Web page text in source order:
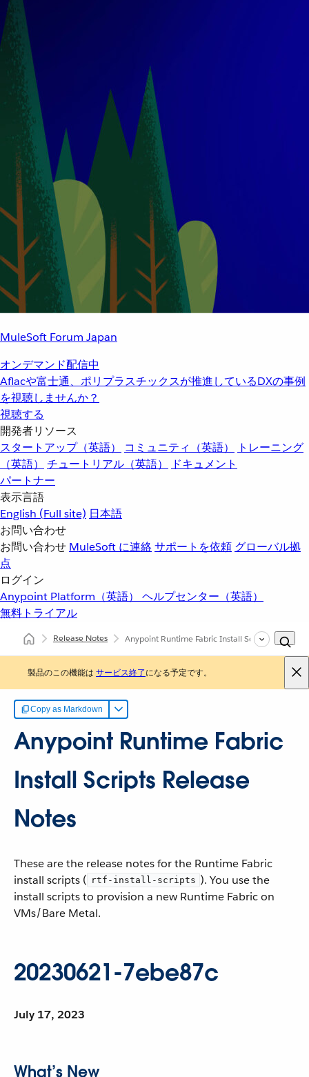
MuleSoft Forum Japan
オンデマンド配信中
Aflacや富士通、ポリプラスチックスが推進しているDXの事例
を視聴しませんか？
視聴する
開発者リソース
スタートアップ（英語）
コミュニティ（英語）
トレーニング
（英語）
チュートリアル（英語）
ドキュメント
パートナー
表示言語
English (Full site) 日本語
お問い合わせ
お問い合わせ MuleSoft に連絡サポートを依頼 グローバル拠
点
ログイン
Anypoint Platform（英語） ヘルプセンター（英語）
無料トライアル
Release Notes Anypoint Runtime Fabric Install Scripts Release
製品のこの機能は サービス終了になる予定です。
Copy as Markdown
Anypoint Runtime Fabric
Install Scripts Release
Notes
These are the release notes for the Runtime Fabric
install scripts ( rtf-install-scripts ). You use the
install scripts to provision a new Runtime Fabric on
VMs/Bare Metal.
20230621-7ebe87c
July 17, 2023
What’s New